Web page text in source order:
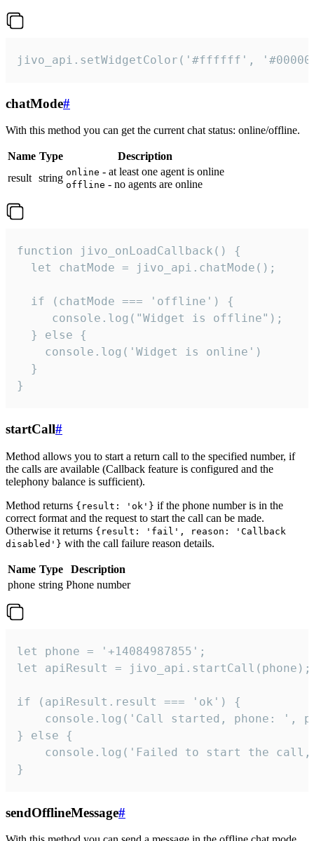
jivo_api.setWidgetColor('#ffffff',
chatMode#
With this method you can get the current chat status: online/offline.
Name Type
Description
result string online - at least one agent is online
offline - no agents are online
function jivo_onLoadCallback() {
  let chatMode = jivo_api.chatMode();
  if (chatMode === 'offline') {
     console.log("Widget is offline");
  } else {
    console.log('Widget is online')
  }
}
startCall#
Method allows you to start a return call to the specified number, if
the calls are available (Callback feature is configured and the
telephony balance is sufficient).
Method returns {result: 'ok'} if the phone number is in the
correct format and the request to start the call can be made.
Otherwise it returns {result: 'fail', reason: 'Callback
disabled'} with the call failure reason details.
Name Type
Description
phone string Phone number
let phone = '+14084987855';
let apiResult = jivo_api.startCall(phone);
if (apiResult.result === 'ok') {
console.log('Call started, phone: ',
} else {
console.log('Failed to start the
}
sendOfflineMessage#